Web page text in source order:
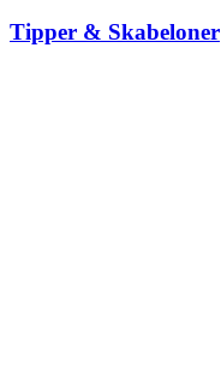
Tipper & Skabeloner